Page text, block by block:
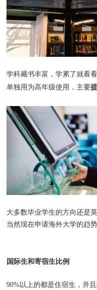
学科藏书丰富，学累了就看
单独用为高年级使用，主要
大多数毕业学生的方向还是
当然现在申请海外大学的趋
国际生和寄宿生比例
90%以上的都是住宿生，并